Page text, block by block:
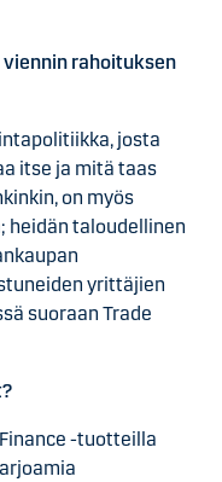
rahoituksen
josta
itse ja mitä taas
on myös
heidän taloudellinen
yrittäjien
suoraan Trade
-tuotteilla